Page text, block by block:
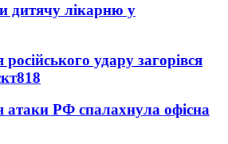
дитячу лікарню у
удару загорівся
818
атаки РФ спалахнула офісна